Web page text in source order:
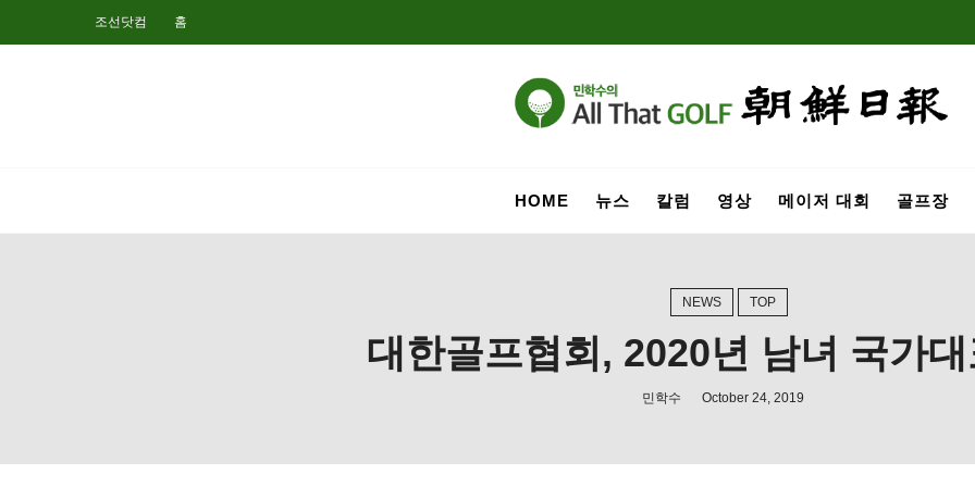
조선닷컴 홈
HOME 뉴스 칼럼 영상 메이저 대회 골프장
NEWS TOP
대한골프협회, 2020년 남녀 국가
민학수 October 24, 2019